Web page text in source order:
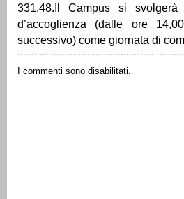
331,48.Il Campus si
d’accoglienza (dalle ore
successivo) come giornata di
I commenti sono disabilitati.